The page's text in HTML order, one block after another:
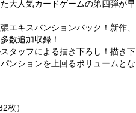
大人気カードゲームの第四弾が早
エキスパンションパック！新作、
数追加収録！
タッフによる描き下ろし！描き下
ンションを上回るボリュームとな
枚）